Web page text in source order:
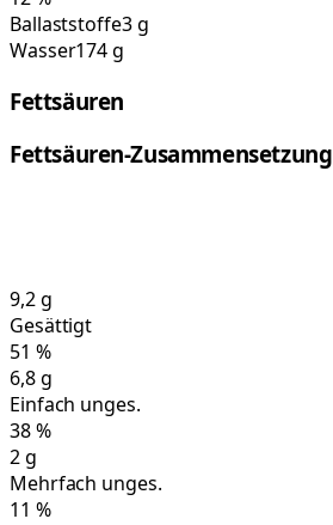
Ballaststoffe3 g
Wasser174 g
Fettsäuren
Fettsäuren-Zusammensetzung
9,2g
Gesättigt
51 %
6,8g
Einfach unges.
38%
2g
Mehrfach unges.
11 %